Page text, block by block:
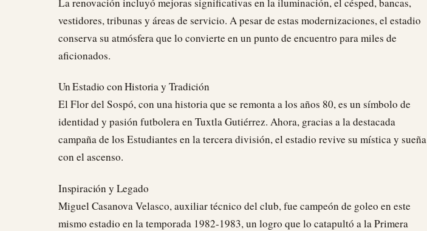
vestidores, tribunas y áreas de servicio. A pesar de estas modernizaciones, el estadio
conserva su atmósfera que lo convierte en un punto de encuentro para miles de
aficionados.
Un Estadio con Historia y Tradición
El Flor del Sospó, con una historia que se remonta a los años 80, es un símbolo de
identidad y pasión futbolera en Tuxtla Gutiérrez. Ahora, gracias a la destacada
campaña de los Estudiantes en la tercera división, el estadio revive su mística y sueña
con el ascenso.
Inspiración y Legado
Miguel Casanova Velasco, auxiliar técnico del club, fue campeón de goleo en este
mismo estadio en la temporada 1982-1983, un logro que lo catapultó a la Primera